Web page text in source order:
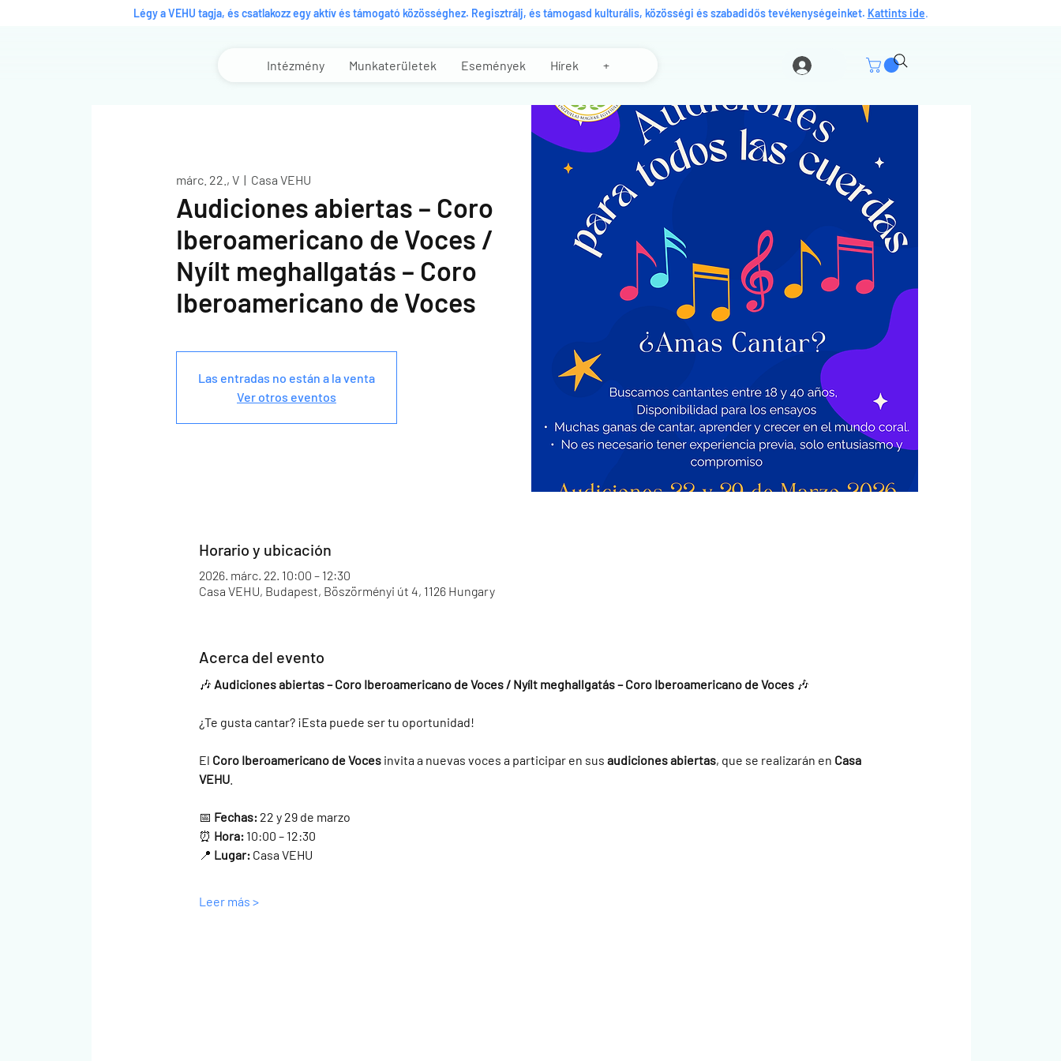
Légy a VEHU tagja, és csatlakozz egy aktív és támogató közösséghez. Regisztrálj, és támogasd kulturális, közösségi és szabadidős tevékenységeinket. Kattints ide.
Intézmény Munkaterületek Események Hírek +
márc. 22., V
  |
Casa VEHU
Audiciones abiertas – Coro
Iberoamericano de Voces /
Nyílt meghallgatás – Coro
Iberoamericano de Voces
Las entradas no están a la venta
Ver otros eventos
Horario y ubicación
2026. márc. 22. 10:00 – 12:30
Casa VEHU, Budapest, Böszörményi út 4, 1126 Hungary
Acerca del evento
🎶 Audiciones abiertas – Coro Iberoamericano de Voces / Nyílt meghallgatás – Coro Iberoamericano de Voces 🎶
¿Te gusta cantar? ¡Esta puede ser tu oportunidad!
El Coro Iberoamericano de Voces invita a nuevas voces a participar en sus audiciones abiertas, que se realizarán en Casa
VEHU.
📅 Fechas: 22 y 29 de marzo
⏰ Hora: 10:00 – 12:30
📍 Lugar: Casa VEHU
Leer más >